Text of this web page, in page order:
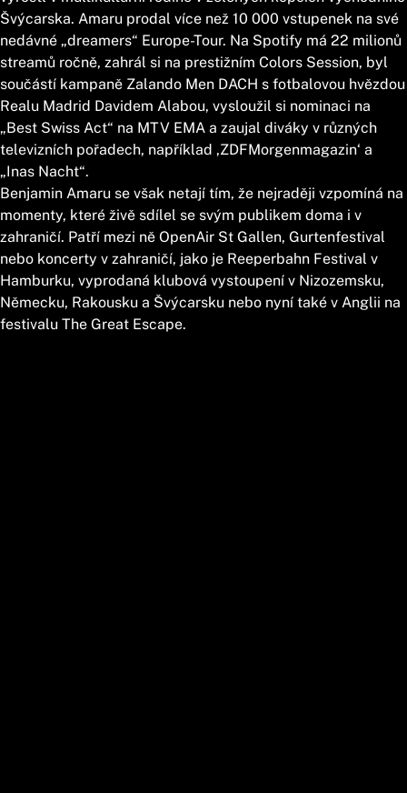
Švýcarska. Amaru prodal více než 10 000 vstupenek na své
nedávné „dreamers“ Europe-Tour. Na Spotify má 22 milionů
streamů ročně, zahrál si na prestižním Colors Session, byl
součástí kampaně Zalando Men DACH s fotbalovou hvězdou
Realu Madrid Davidem Alabou, vysloužil si nominaci na
„Best Swiss Act“ na MTV EMA a zaujal diváky v různých
televizních pořadech, například ‚ZDFMorgenmagazin‘ a
„Inas Nacht“.
Benjamin Amaru se však netají tím, že nejraději vzpomíná na
momenty, které živě sdílel se svým publikem doma i v
zahraničí. Patří mezi ně OpenAir St Gallen, Gurtenfestival
nebo koncerty v zahraničí, jako je Reeperbahn Festival v
Hamburku, vyprodaná klubová vystoupení v Nizozemsku,
Německu, Rakousku a Švýcarsku nebo nyní také v Anglii na
festivalu The Great Escape.